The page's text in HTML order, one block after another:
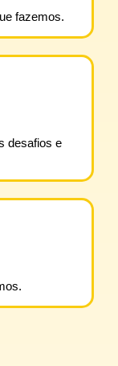
fazemos.
desafios e